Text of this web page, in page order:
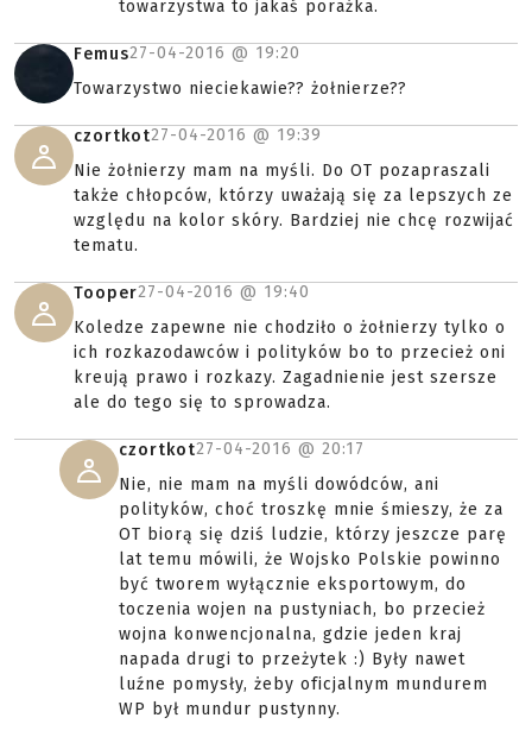
towarzystwa to jakaś porażka.
Femus27-04-2016 @ 19:20
Towarzystwo nieciekawie?? żołnierze??
czortkot27-04-2016 @ 19:39
Nie żołnierzy mam na myśli. Do OT pozapraszali
także chłopców, którzy uważają się za lepszych ze
względu na kolor skóry. Bardziej nie chcę rozwijać
tematu.
Tooper27-04-2016 @ 19:40
Koledze zapewne nie chodziło o żołnierzy tylko o
ich rozkazodawców i polityków bo to przecież oni
kreują prawo i rozkazy. Zagadnienie jest szersze
ale do tego się to sprowadza.
czortkot27-04-2016 @ 20:17
Nie, nie mam na myśli dowódców, ani
polityków, choć troszkę mnie śmieszy, że za
OT biorą się dziś ludzie, którzy jeszcze parę
lat temu mówili, że Wojsko Polskie powinno
być tworem wyłącznie eksportowym, do
toczenia wojen na pustyniach, bo przecież
wojna konwencjonalna, gdzie jeden kraj
napada drugi to przeżytek :) Były nawet
luźne pomysły, żeby oficjalnym mundurem
WP był mundur pustynny.